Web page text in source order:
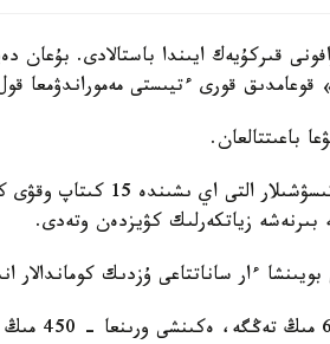
قىركۇيەك ايىندا باستالادى. بۇعان
قوعامدىق قورى ءتيىستى مەموراندۋمعا
باعىتتالعان.
مارافون شارتى بويىنشا
بىرنەشە زياتكەرلىك كۋيزدەن وتەدى.
ءار ساناتتاعى ۇزدىك كوماندالار